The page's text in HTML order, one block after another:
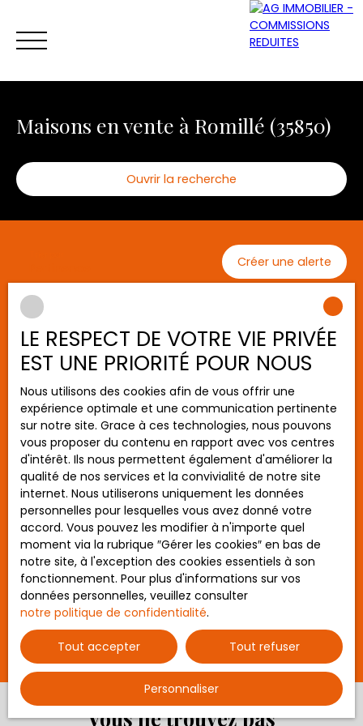
ACCUEIL ACHETER VENDRE LOUER
Maisons en vente à Romillé (35850)
Ouvrir la recherche
Maison
Type de bien
Romillé (35850)
Localisation
Budget max (€)
Surface min (m²)
Rechercher
Créer une alerte
496 800€
Maison de campagne à vendre, 7 pièces
- Romillé 35850
VM6366 7pièces 225m²
Romillé 35850
AG IMMOBILIER COMMISSIONS RÉDUITES PACÉ
(ACHAT/VENTE) - ROMILLÉ - NOUVEAUTE !
Découvrez cette superbe longère de 1873,
entièrement rénovée entre 2006 et 2026, offrant
plus de 225 m² habitables sur trois niveaux, au
cœur d’un environnement calme, verdoyant et
sans vis‑à‑vis. Un véritable havre de paix, posé sur
Vous ne trouvez pas
LE RESPECT DE VOTRE VIE PRIVÉE
EST UNE PRIORITÉ POUR NOUS
Nous utilisons des cookies afin de vous offrir une
expérience optimale et une communication pertinente
sur notre site. Grace à ces technologies, nous pouvons
vous proposer du contenu en rapport avec vos centres
d'intérêt. Ils nous permettent également d'améliorer la
qualité de nos services et la convivialité de notre site
internet. Nous utiliserons uniquement les données
personnelles pour lesquelles vous avez donné votre
accord. Vous pouvez les modifier à n'importe quel
moment via la rubrique ″Gérer les cookies″ en bas de
notre site, à l'exception des cookies essentiels à son
fonctionnement. Pour plus d'informations sur vos
données personnelles, veuillez consulter
notre politique de confidentialité.
Tout accepter Tout refuser
Personnaliser